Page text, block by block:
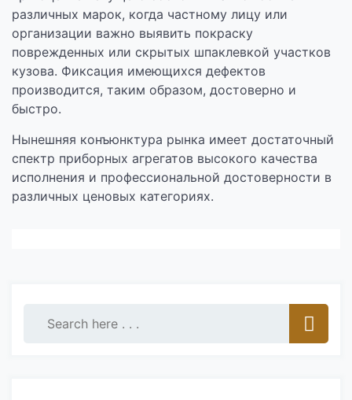
различных марок, когда частному лицу или
организации важно выявить покраску
поврежденных или скрытых шпаклевкой участков
кузова. Фиксация имеющихся дефектов
производится, таким образом, достоверно и
быстро.
Нынешняя конъюнктура рынка имеет достаточный
спектр приборных агрегатов высокого качества
исполнения и профессиональной достоверности в
различных ценовых категориях.